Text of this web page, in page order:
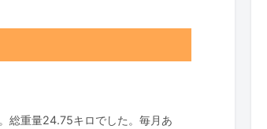
総重量24.75キロでした。毎月あ